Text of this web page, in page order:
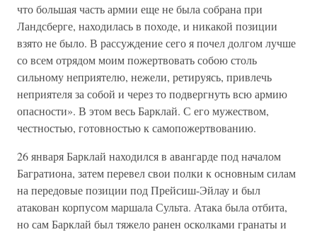
что большая часть армии еще не была собрана при
Ландсберге, находилась в походе, и никакой позиции
взято не было. В рассуждение сего я почел долгом лучше
со всем отрядом моим пожертвовать собою столь
сильному неприятелю, нежели, ретируясь, привлечь
неприятеля за собой и через то подвергнуть всю армию
опасности». В этом весь Барклай. С его мужеством,
честностью, готовностью к самопожертвованию.
26 января Барклай находился в авангарде под началом
Багратиона, затем перевел свои полки к основным силам
на передовые позиции под Прейсиш-Эйлау и был
атакован корпусом маршала Сульта. Атака была отбита,
но сам Барклай был тяжело ранен осколками гранаты и